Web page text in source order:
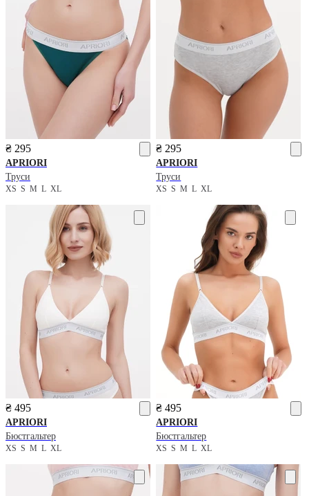
₴ 295
APRIORI
Труси
XS S M L XL
₴ 295
APRIORI
Труси
XSSMLXL
₴ 495
APRIORI
Бюстгальтер
XS S M L XL
₴ 495
APRIORI
Бюстгальтер
XSSMLXL